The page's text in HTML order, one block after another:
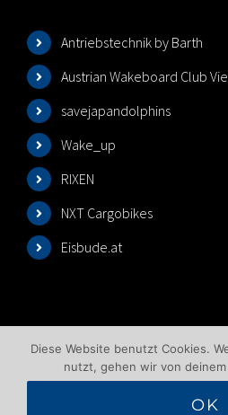
Antriebstechnik by Barth
Austrian Wakeboard Club
savejapandolphins
Wake_up
RIXEN
NXT Cargobikes
Eisbude.at
Diese Website benutzt Cookies.
nutzt, gehen wir von
OK